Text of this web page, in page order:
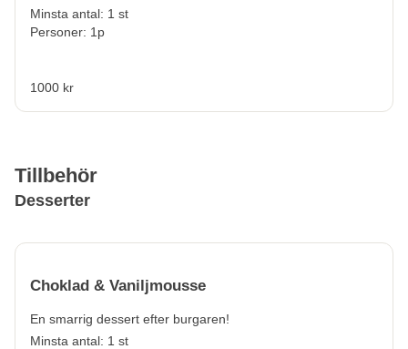
Minsta antal: 1 st
Personer: 1p
1000 kr
Tillbehör
Desserter
Choklad & Vaniljmousse
En smarrig dessert efter burgaren!
Minsta antal: 1 st